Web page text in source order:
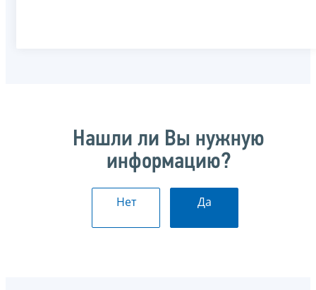
Нашли ли Вы нужную
информацию?
Нет Да